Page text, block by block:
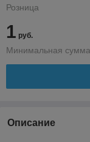
Розница
1 руб.
Минимальная сумма
Описание